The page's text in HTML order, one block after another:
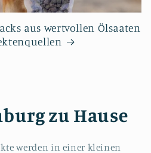
aus wertvollen Ölsaaten
zu Hause
werden in einer kleinen